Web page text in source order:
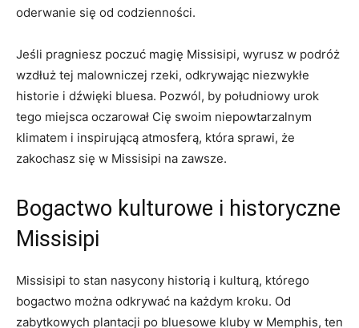
oderwanie się od codzienności.
Jeśli pragniesz poczuć magię Missisipi, wyrusz w podróż
wzdłuż tej malowniczej rzeki, odkrywając niezwykłe
historie i dźwięki bluesa. Pozwól, by południowy urok
tego miejsca oczarował Cię swoim niepowtarzalnym
klimatem i inspirującą atmosferą, która sprawi, że
zakochasz się w Missisipi na zawsze.
Bogactwo kulturowe i historyczne
Missisipi
Missisipi to stan nasycony historią i kulturą, którego
bogactwo można odkrywać na każdym kroku. Od
zabytkowych plantacji po bluesowe kluby w Memphis, ten